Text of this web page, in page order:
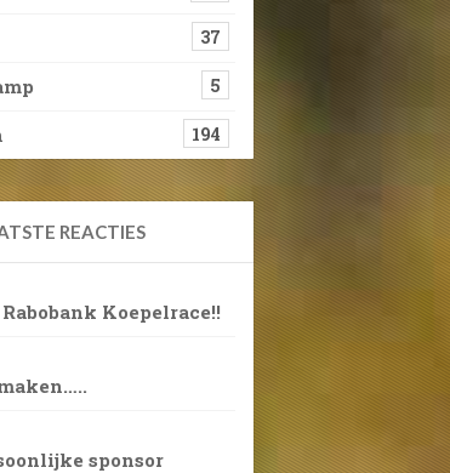
37
5
194
REACTIES
Koepelrace!!
sponsor